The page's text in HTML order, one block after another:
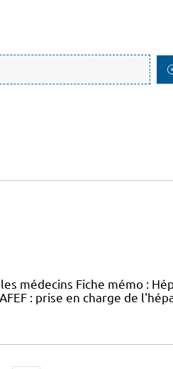
médecins Fiche mémo :
: prise en charge de